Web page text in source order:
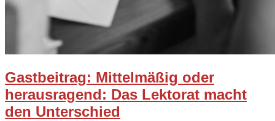
Gastbeitrag: Mittelmäßig oder
herausragend: Das Lektorat macht
den Unterschied